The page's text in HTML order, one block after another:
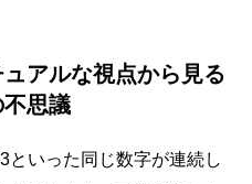
アルな視点から見る
思議
といった同じ数字が連続し